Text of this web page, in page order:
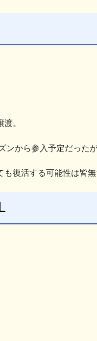
。
から参入予定だったが
復活する可能性は皆